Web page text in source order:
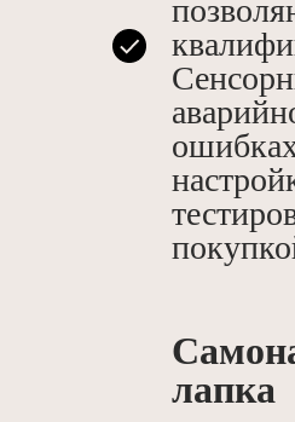
лапка